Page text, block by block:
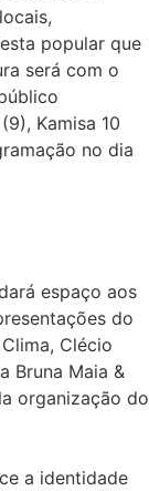
popular que
será com o
Kamisa 10
no dia
espaço aos
do
Clécio
Bruna Maia &
organização do
a identidade